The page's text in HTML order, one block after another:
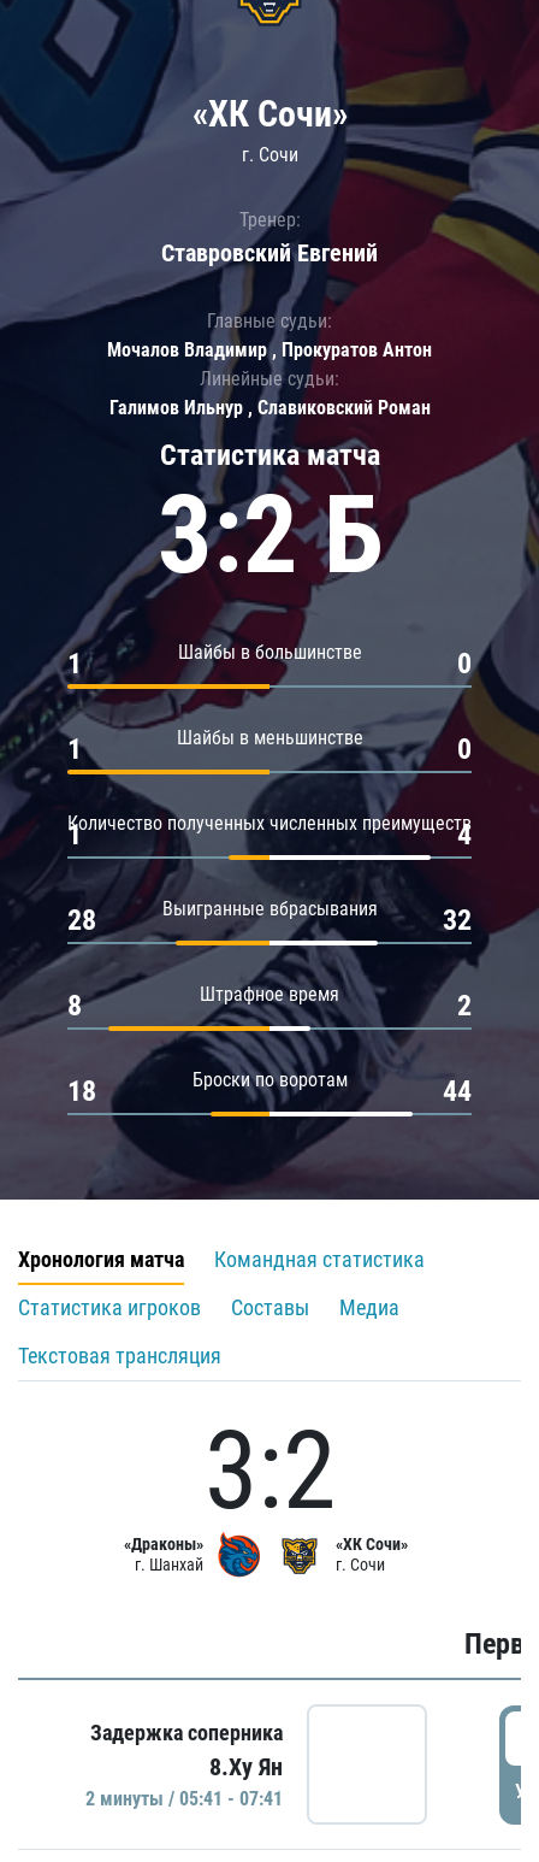
Статистика матча
3:2 Б
Шайбы в большинстве
1 0
Шайбы в меньшинстве
1 0
Количество полученных численных преимуществ
1 4
Выигранные вбрасывания
28 32
Штрафное время
8 2
Броски по воротам
18 44
«ХК Сочи»
г. Сочи
Тренер:
Ставровский Евгений
Главные судьи:
Мочалов Владимир , Прокуратов Антон
Линейные судьи:
Галимов Ильнур , Славиковский Роман
Хронология матча
Командная статистика
Статистика игроков
Составы
Медиа
Текстовая трансляция
«Драконы»
г. Шанхай
3:2
«ХК Сочи»
г. Сочи
Задержка соперника
8.Ху Ян
2 минуты / 05:41 - 07:41